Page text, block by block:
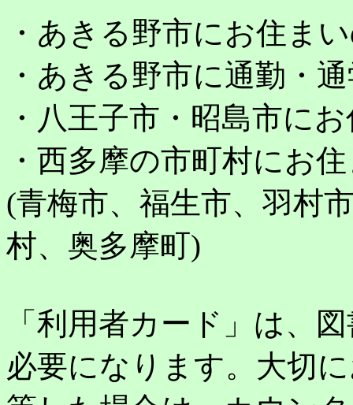
・あきる野市にお住ま
・あきる野市に通勤・
・八王子市・昭島市に
・西多摩の市町村にお
(青梅市、福生市、羽村
村、奥多摩町)
「利用者カード」は、
必要になります。大切